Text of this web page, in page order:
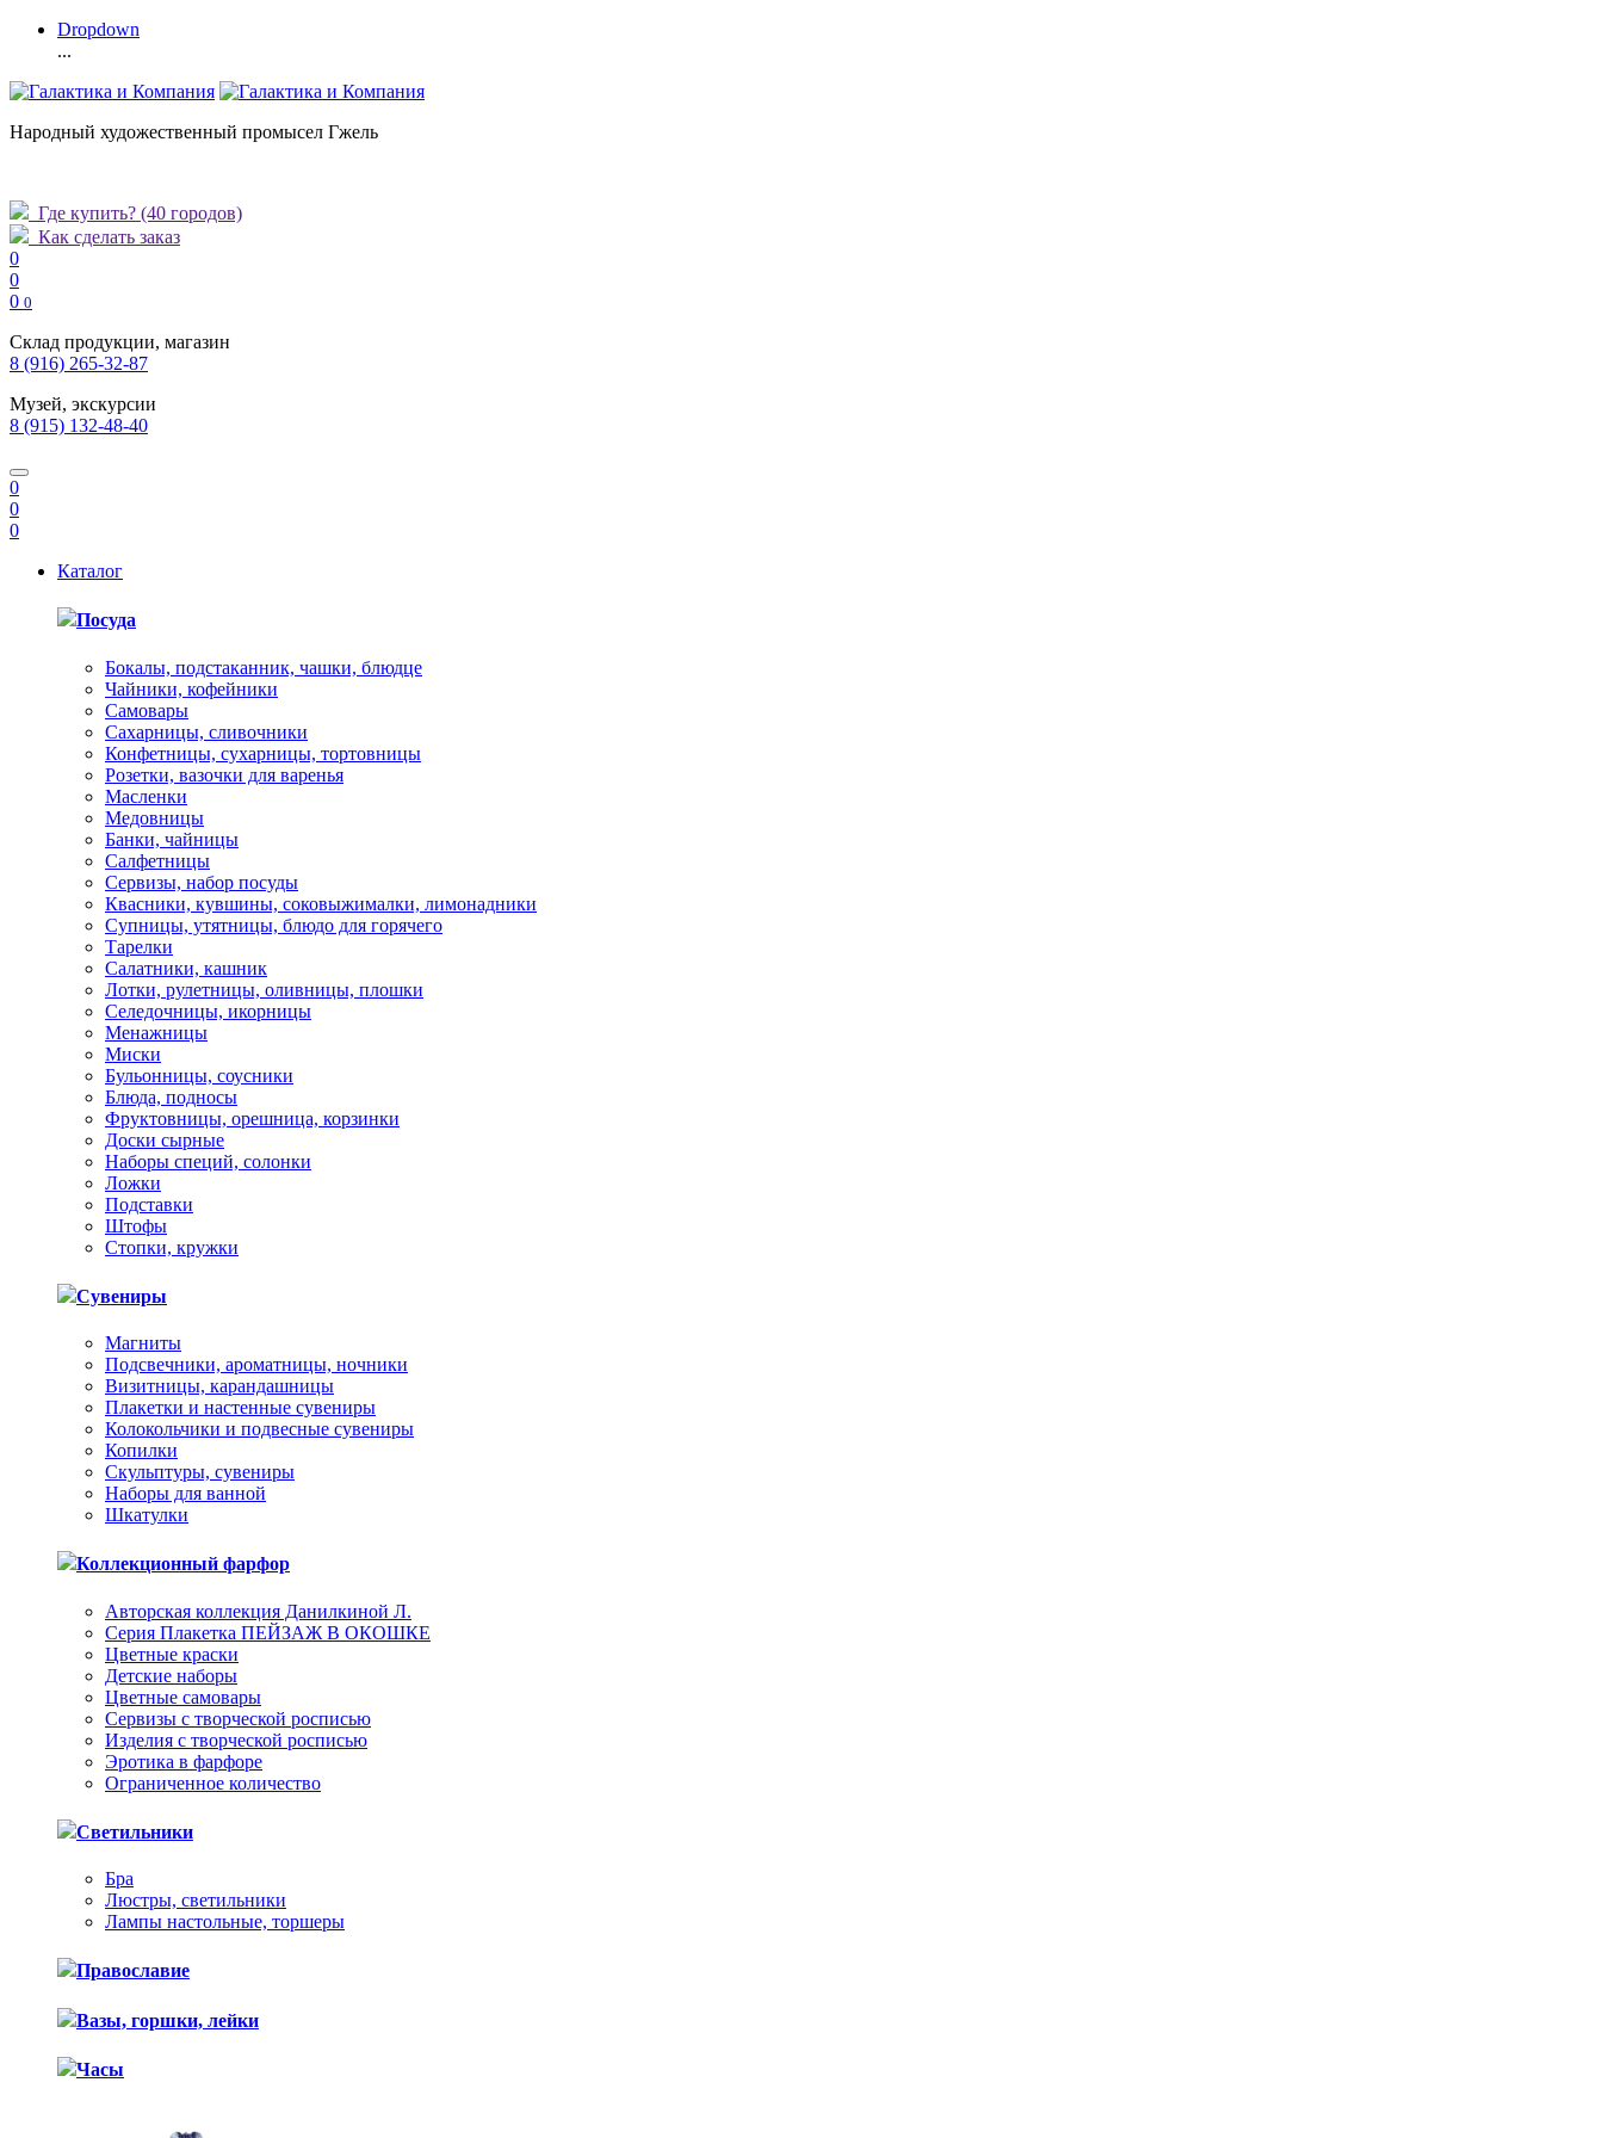
Dropdown
...
Народный художественный промысел Гжель
Где купить? (40 городов)
Как сделать заказ
0
0
0 0
Склад продукции, магазин
8 (916) 265-32-87
Музей, экскурсии
8 (915) 132-48-40
0
0
0
Каталог
Посуда
Бокалы, подстаканник, чашки, блюдце
Чайники, кофейники
Самовары
Сахарницы, сливочники
Конфетницы, сухарницы, тортовницы
Розетки, вазочки для варенья
Масленки
Медовницы
Банки, чайницы
Салфетницы
Сервизы, набор посуды
Квасники, кувшины, соковыжималки, лимонадники
Супницы, утятницы, блюдо для горячего
Тарелки
Салатники, кашник
Лотки, рулетницы, оливницы, плошки
Селедочницы, икорницы
Менажницы
Миски
Бульонницы, соусники
Блюда, подносы
Фруктовницы, орешница, корзинки
Доски сырные
Наборы специй, солонки
Ложки
Подставки
Штофы
Стопки, кружки
Сувениры
Магниты
Подсвечники, ароматницы, ночники
Визитницы, карандашницы
Плакетки и настенные сувениры
Колокольчики и подвесные сувениры
Копилки
Скульптуры, сувениры
Наборы для ванной
Шкатулки
Коллекционный фарфор
Авторская коллекция Данилкиной Л.
Серия Плакетка ПЕЙЗАЖ В ОКОШКЕ
Цветные краски
Детские наборы
Цветные самовары
Сервизы с творческой росписью
Изделия с творческой росписью
Эротика в фарфоре
Ограниченное количество
Светильники
Бра
Люстры, светильники
Лампы настольные, торшеры
Православие
Вазы, горшки, лейки
Часы